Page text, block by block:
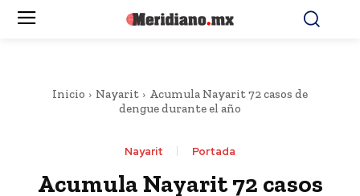
Inicio Nayarit
Acumula Nayarit 72 casos de
dengue durante el año
Nayarit Portada
Acumula Nayarit 72 casos